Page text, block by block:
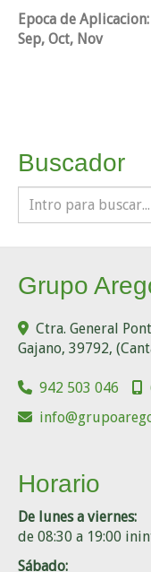
Epoca de
Sep, Oct, Nov
Buscador
Grupo
Ctra. General
Gajano, 39792,
942 503 046
info
Horario
De lunes a viernes:
de 08:30 a 19:00
Sábado: